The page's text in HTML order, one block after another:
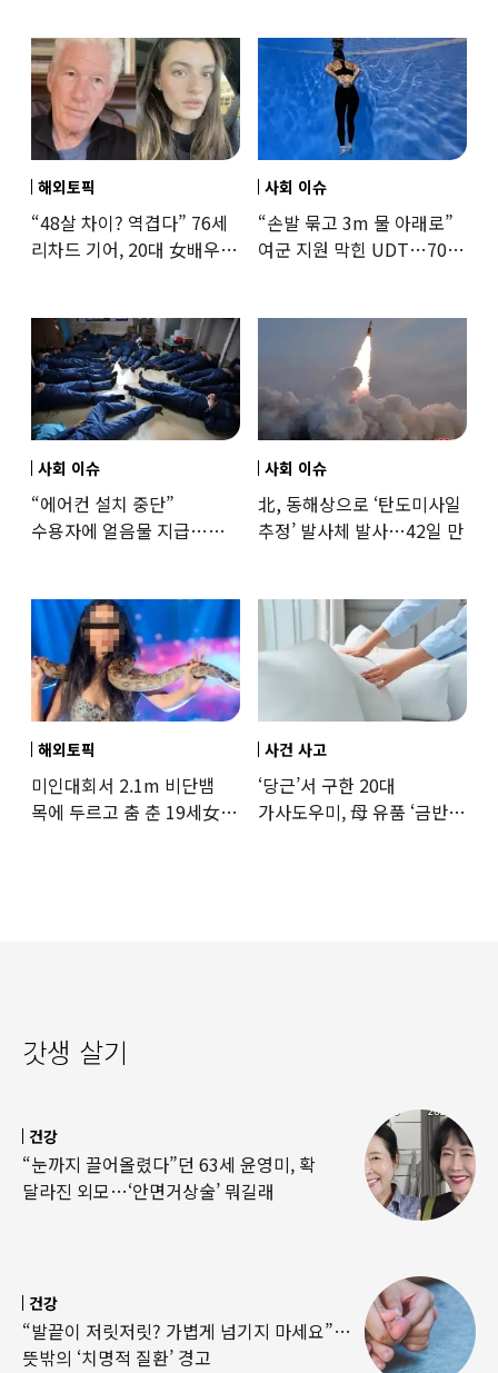
해외토픽
“48살 차이? 역겹다” 76세
리차드 기어, 20대 女배우와
사회 이슈
“손발 묶고 3m 물 아래로”
여군 지원 막힌 UDT…707
사회 이슈
“에어컨 설치 중단”
수용자에 얼음물 지급…
사회 이슈
北, 동해상으로 ‘탄도미사일
추정’ 발사체 발사…42일 만
해외토픽
미인대회서 2.1m 비단뱀
목에 두르고 춤 춘 19세女
사건 사고
‘당근’서 구한 20대
가사도우미, 母 유품 ‘금반지
갓생 살기
건강
“눈까지 끌어올렸다”던 63세 윤영미, 확
달라진 외모…‘안면거상술’ 뭐길래
건강
“발끝이 저릿저릿? 가볍게 넘기지 마세요”…
뜻밖의 ‘치명적 질환’ 경고